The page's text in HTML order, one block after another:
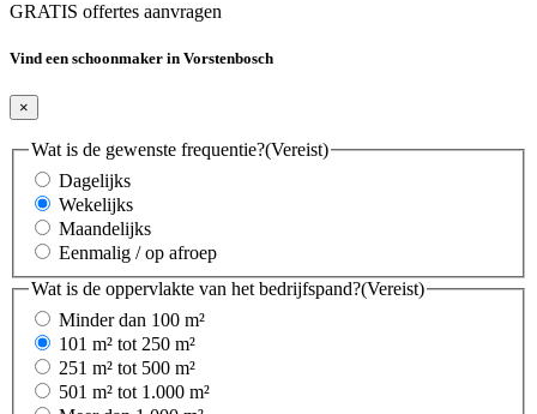
GRATIS offertes aanvragen
Vind een schoonmaker in Vorstenbosch
×
Wat is de gewenste frequentie?(Vereist)
Dagelijks
Wekelijks
Maandelijks
Eenmalig / op afroep
Wat is de oppervlakte van het bedrijfspand?(Vereist)
Minder dan 100 m²
101 m² tot 250 m²
251 m² tot 500 m²
501 m² tot 1.000 m²